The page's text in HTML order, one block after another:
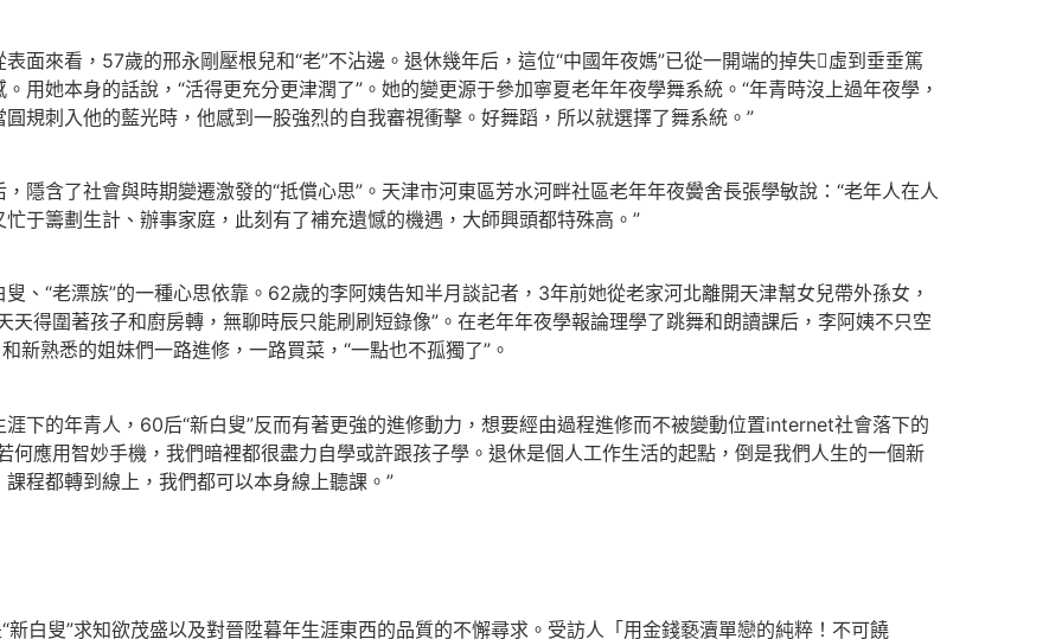
面來看，57歲的邢永剛壓根兒和“老”不沾邊。退休幾年后，這位“中國年夜媽”已從一開端的掉失虛到垂垂篤
用她本身的話說，“活得更充分更津潤了”。她的變更源于參加寧夏老年年夜學舞系統。“年青時沒上過年夜學，
規刺入他的藍光時，他感到一股強烈的自我審視衝擊。好舞蹈，所以就選擇了舞系統。”
隱含了社會與時期變遷激發的“抵償心思”。天津市河東區芳水河畔社區老年年夜黌舍長張學敏說：“老年人在人
于籌劃生計、辦事家庭，此刻有了補充遺憾的機遇，大師興頭都特殊高。”
、“老漂族”的一種心思依靠。62歲的李阿姨告知半月談記者，3年前她從老家河北離開天津幫女兒帶外孫女，
天得圍著孩子和廚房轉，無聊時辰只能刷刷短錄像”。在老年年夜學報論理學了跳舞和朗讀課后，李阿姨不只空
新熟悉的姐妹們一路進修，一路買菜，“一點也不孤獨了”。
下的年青人，60后“新白叟”反而有著更強的進修動力，想要經由過程進修而不被變動位置internet社會落下的
何應用智妙手機，我們暗裡都很盡力自學或許跟孩子學。退休是個人工作生活的起點，倒是我們人生的一個新
程都轉到線上，我們都可以本身線上聽課。”
新白叟”求知欲茂盛以及對晉陞暮年生涯東西的品質的不懈尋求。受訪人「用金錢褻瀆單戀的純粹！不可饒